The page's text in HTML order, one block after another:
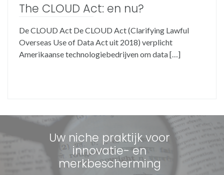
The CLOUD Act: en nu?
De CLOUD Act De CLOUD Act (Clarifying Lawful
Overseas Use of Data Act uit 2018) verplicht
Amerikaanse technologiebedrijven om data […]
Uw niche praktijk voor
innovatie- en
merkbescherming